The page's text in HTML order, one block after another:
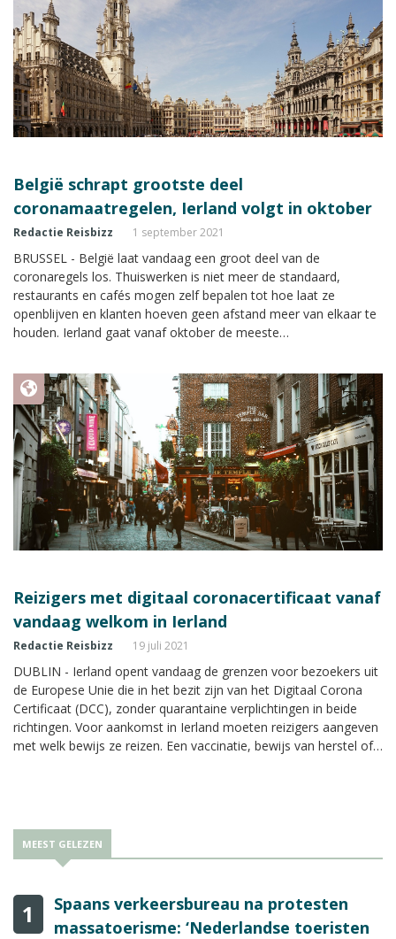
België schrapt grootste deel
coronamaatregelen, Ierland volgt in oktober
Redactie Reisbizz 1 september 2021
BRUSSEL - België laat vandaag een groot deel van de
coronaregels los. Thuiswerken is niet meer de standaard,
restaurants en cafés mogen zelf bepalen tot hoe laat ze
openblijven en klanten hoeven geen afstand meer van elkaar te
houden. Ierland gaat vanaf oktober de meeste
Reizigers met digitaal coronacertificaat vanaf
vandaag welkom in Ierland
Redactie Reisbizz 19 juli 2021
DUBLIN - Ierland opent vandaag de grenzen voor bezoekers uit
de Europese Unie die in het bezit zijn van het Digitaal Corona
Certificaat (DCC), zonder quarantaine verplichtingen in beide
richtingen. Voor aankomst in Ierland moeten reizigers aangeven
met welk bewijs ze reizen. Een vaccinatie, bewijs van herstel of
MEEST GELEZEN
1
Spaans verkeersbureau na protesten
massatoerisme: ‘Nederlandse toeristen